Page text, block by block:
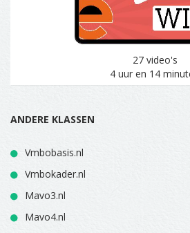
27 video's
4 uur en 14
ANDERE KLASSEN
Vmbobasis.nl
Vmbokader.nl
Mavo3.nl
Mavo4.nl